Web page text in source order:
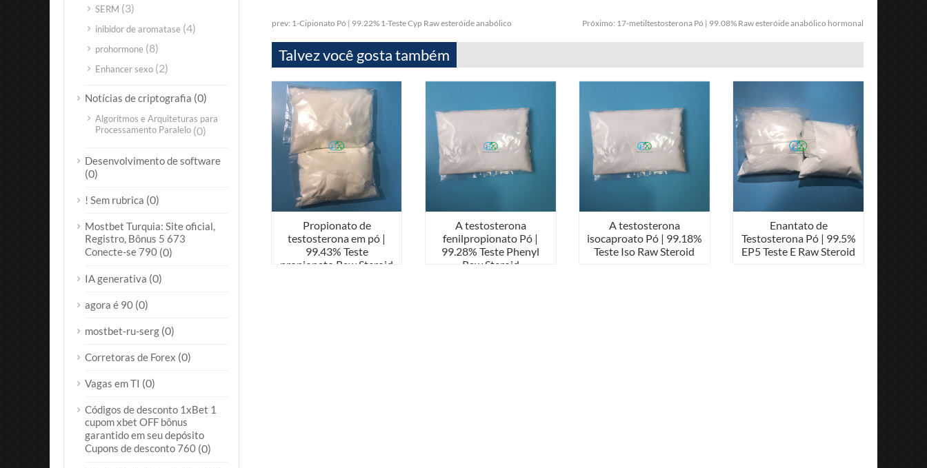
prev: 1-Cipionato Pó | 99.22% 1-Teste Cyp Raw esteróide anabólico Próximo: 17-metiltestosterona Pó | 99.08% Raw esteróide anabólico hormonal
Talvez você gosta também
Propionato de
testosterona em pó |
99.43% Teste
propionato Raw Steroid
A testosterona
fenilpropionato Pó |
99.28% Teste Phenyl
Raw Steroid
A testosterona
isocaproato Pó | 99.18%
Teste Iso Raw Steroid
Enantato de
Testosterona Pó | 99.5%
EP5 Teste E Raw Steroid
SERM (3)
inibidor de aromatase (4)
prohormone (8)
Enhancer sexo (2)
Notícias de criptografia (0)
Algoritmos e Arquiteturas para
Processamento Paralelo (0)
Desenvolvimento de software
(0)
! Sem rubrica (0)
Mostbet Turquia: Site oficial,
Registro, Bônus 5 673
Conecte-se 790 (0)
IA generativa (0)
agora é 90 (0)
mostbet-ru-serg (0)
Corretoras de Forex (0)
Vagas em TI (0)
Códigos de desconto 1xBet 1
cupom xbet OFF bônus
garantido em seu depósito
Cupons de desconto 760 (0)